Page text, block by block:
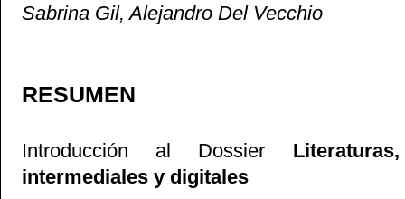
Sabrina Gil, Alejandro Del Vecchio
RESUMEN
Introducción al Dossier
intermediales y digitales